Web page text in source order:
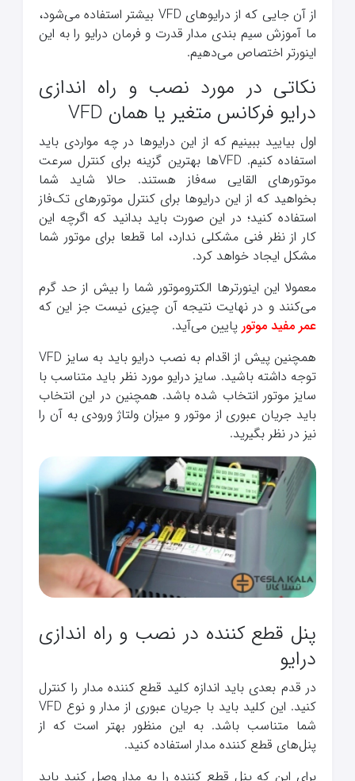
از آن جایی که از درایوهای VFD بیشتر استفاده می‌شود،
ما آموزش سیم بندی مدار قدرت و فرمان درایو را به این
اینورتر اختصاص می‌دهیم.
نکاتی در مورد نصب و راه اندازی
درایو فرکانس متغیر یا همان VFD
اول بیایید ببینیم که از این درایوها در چه مواردی باید
استفاده کنیم. VFDها بهترین گزینه برای کنترل سرعت
موتورهای القایی سه‌فاز هستند. حالا شاید شما
بخواهید که از این درایوها برای کنترل موتورهای تک‌فاز
استفاده کنید؛ در این صورت باید بدانید که اگرچه این
کار از نظر فنی مشکلی ندارد، اما قطعا برای موتور شما
مشکل ایجاد خواهد کرد.
معمولا این اینورترها الکتروموتور شما را بیش از حد گرم
می‌کنند و در نهایت نتیجه آن چیزی نیست جز این که
عمر مفید موتور پایین می‌آید.
همچنین پیش از اقدام به نصب درایو باید به سایز VFD
توجه داشته باشید. سایز درایو مورد نظر باید متناسب با
سایز موتور انتخاب شده باشد. همچنین در این انتخاب
باید جریان عبوری از موتور و میزان ولتاژ ورودی به آن را
نیز در نظر بگیرید.
پنل قطع کننده در نصب و راه اندازی
درایو
در قدم بعدی باید اندازه کلید قطع کننده مدار را کنترل
کنید. این کلید باید با جریان عبوری از مدار و نوع VFD
شما متناسب باشد. به این منظور بهتر است که از
پنل‌های قطع کننده مدار استفاده کنید.
برای این که پنل قطع کننده را به مدار وصل کنید باید